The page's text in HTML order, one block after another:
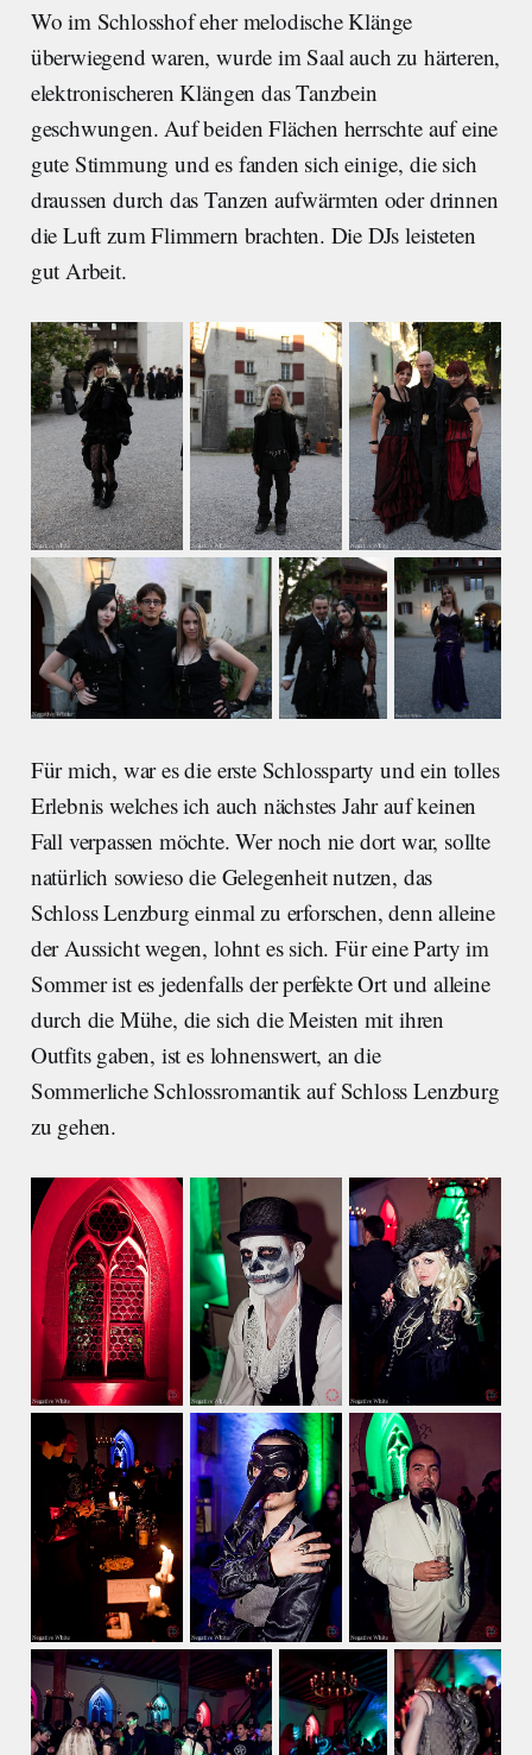
Wo im Schlosshof eher melodische Klänge
überwiegend waren, wurde im Saal auch zu härteren,
elektronischeren Klängen das Tanzbein
geschwungen. Auf beiden Flächen herrschte auf eine
gute Stimmung und es fanden sich einige, die sich
draussen durch das Tanzen aufwärmten oder drinnen
die Luft zum Flimmern brachten. Die DJs leisteten
gut Arbeit.
Für mich, war es die erste Schlossparty und ein tolles
Erlebnis welches ich auch nächstes Jahr auf keinen
Fall verpassen möchte. Wer noch nie dort war, sollte
natürlich sowieso die Gelegenheit nutzen, das
Schloss Lenzburg einmal zu erforschen, denn alleine
der Aussicht wegen, lohnt es sich. Für eine Party im
Sommer ist es jedenfalls der perfekte Ort und alleine
durch die Mühe, die sich die Meisten mit ihren
Outfits gaben, ist es lohnenswert, an die
Sommerliche Schlossromantik auf Schloss Lenzburg
zu gehen.